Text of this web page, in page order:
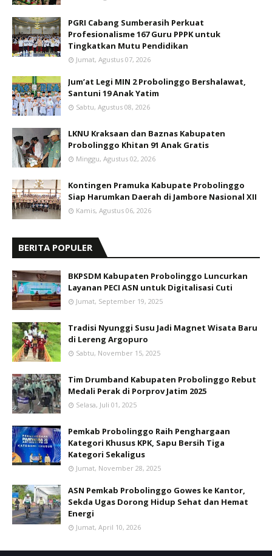
PGRI Cabang Sumberasih Perkuat
Profesionalisme 167 Guru PPPK untuk
Tingkatkan Mutu Pendidikan
Jumat, Agustus 07, 2026
Jum’at Legi MIN 2 Probolinggo Bershalawat,
Santuni 19 Anak Yatim
Sabtu, Agustus 08, 2026
LKNU Kraksaan dan Baznas Kabupaten
Probolinggo Khitan 91 Anak Gratis
Minggu, Agustus 02, 2026
Kontingen Pramuka Kabupate Probolinggo
Siap Harumkan Daerah di Jambore Nasional XII
Kamis, Agustus 06, 2026
BERITA POPULER
BKPSDM Kabupaten Probolinggo Luncurkan
Layanan PECI ASN untuk Digitalisasi Cuti
Jumat, September 19, 2025
Tradisi Nyunggi Susu Jadi Magnet Wisata Baru
di Lereng Argopuro
Sabtu, November 15, 2025
Tim Drumband Kabupaten Probolinggo Rebut
Medali Perak di Porprov Jatim 2025
Selasa, Juli 01, 2025
Pemkab Probolinggo Raih Penghargaan
Kategori Khusus KPK, Sapu Bersih Tiga
Kategori Sekaligus
Jumat, November 28, 2025
ASN Pemkab Probolinggo Gowes ke Kantor,
Sekda Ugas Dorong Hidup Sehat dan Hemat
Energi
Jumat, April 10, 2026